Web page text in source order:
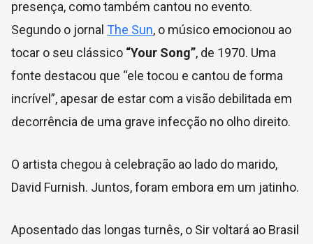
presença, como também cantou no evento.
Segundo o jornal The Sun, o músico emocionou ao
tocar o seu clássico “Your Song”, de 1970. Uma
fonte destacou que “ele tocou e cantou de forma
incrível”, apesar de estar com a visão debilitada em
decorrência de uma grave infecção no olho direito.
O artista chegou à celebração ao lado do marido,
David Furnish. Juntos, foram embora em um jatinho.
Aposentado das longas turnês, o Sir voltará ao Brasil